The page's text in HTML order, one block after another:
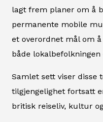
lagt frem planer om å
permanente mobile
et overordnet mål om
både lokalbefolkningen
Samlet sett viser disse
tilgjengelighet fortsatt
britisk reiseliv, kultur